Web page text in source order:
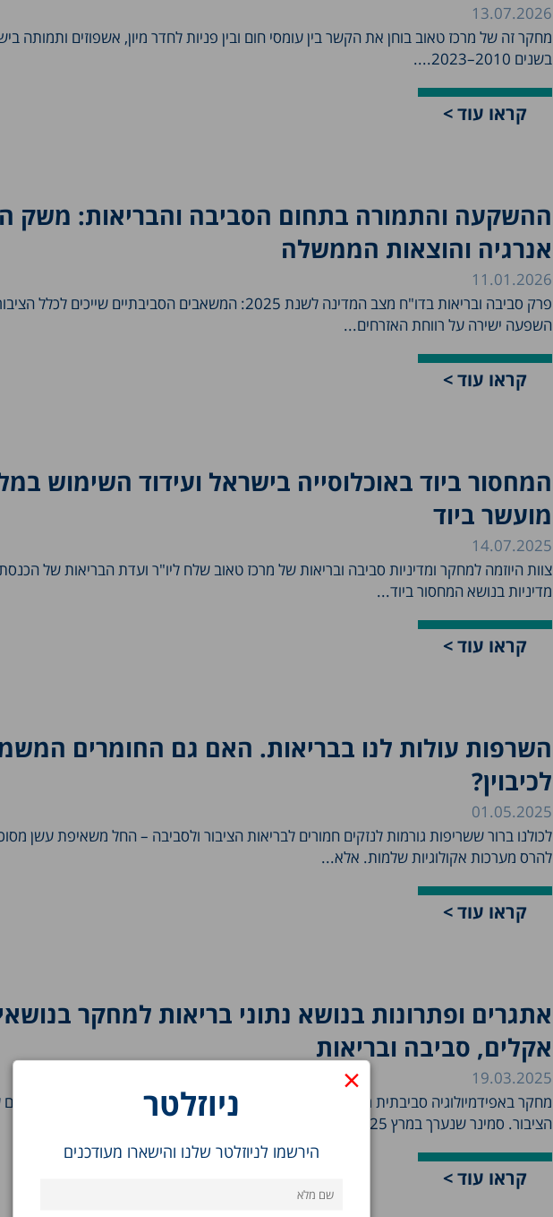
×
ניוזלטר
הירשמו לניוזלטר שלנו והישארו מעודכנים
13.07.2026
מחקר זה של מרכז טאוב בוחן את הקשר בין עומסי חום ובין פניות לחדר מיון, אשפוזים ותמותה
בשנים 2010–2023....
קראו עוד >
ההשקעה והתמורה בתחום הסביבה והבריאות: משק
אנרגיה והוצאות הממשלה
11.01.2026
פרק סביבה ובריאות בדו"ח מצב המדינה לשנת 2025: המשאבים הסביבתיים שייכים
השפעה ישירה על רווחת האזרחים...
קראו עוד >
המחסור ביוד באוכלוסייה בישראל ועידוד השימוש
מועשר ביוד
14.07.2025
צוות היוזמה למחקר ומדיניות סביבה ובריאות של מרכז טאוב שלח ליו"ר ועדת הבריאות של הכנסת
מדיניות בנושא המחסור ביוד...
קראו עוד >
השרפות עולות לנו בבריאות. האם גם החומרים
לכיבוין?
01.05.2025
לכולנו ברור ששריפות גורמות לנזקים חמורים לבריאות הציבור ולסביבה – החל משאיפת עשן
להרס מערכות אקולוגיות שלמות. אלא...
קראו עוד >
אתגרים ופתרונות בנושא נתוני בריאות למחקר בנושאי
אקלים, סביבה ובריאות
19.03.2025
מחקר באפידמיולוגיה סביבתית מתמקד בהשפעת גורמים סביבתיים כמו זיהום אוויר ותנאי
הציבור. סמינר שנערך במרץ 2025 במרכז טאוב, עסק בנתוני...
קראו עוד >